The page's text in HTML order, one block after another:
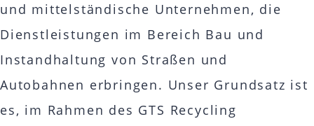
und mittelständische Unternehmen, die
Dienstleistungen im Bereich Bau und
Instandhaltung von Straßen und
Autobahnen erbringen. Unser Grundsatz ist
es, im Rahmen des GTS Recycling